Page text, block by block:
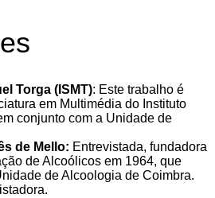
Torga (ISMT): Este trabalho é
em Multimédia do Instituto
conjunto com a Unidade de
de Mello: Entrevistada, fundadora
de Alcoólicos em 1964, que
de Alcoologia de Coimbra.